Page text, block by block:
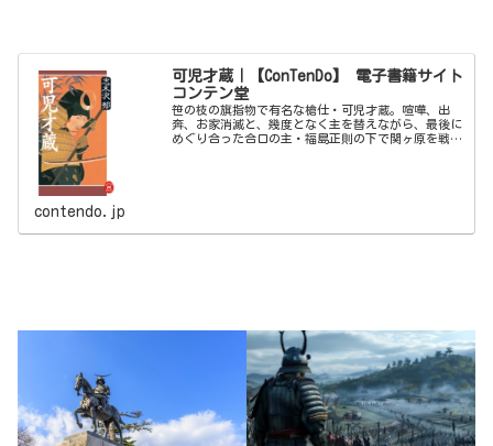
可児才蔵｜【ConTenDo】 電子書籍サイト
コンテン堂
笹の枝の旗指物で有名な槍仕・可児才蔵。喧嘩、出
奔、お家消滅と、幾度となく主を替えながら、最後に
めぐり合った合口の主・福島正則の下で関ヶ原を戦
contendo.jp